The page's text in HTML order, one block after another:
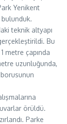
Yenikent
teknik altyapı
Bu
metre çapında
uzunluğunda,
borusunun
örüldü.
Parke